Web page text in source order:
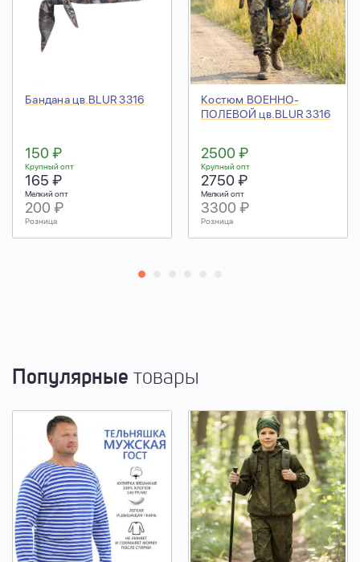
Бандана цв.BLUR 3316
150 ₽
Крупный опт
165 ₽
Мелкий опт
200 ₽
Розница
Костюм ВОЕННО-
ПОЛЕВОЙ цв.BLUR 3316
2500 ₽
Крупный опт
2750 ₽
Мелкий опт
3300 ₽
Розница
Популярные товары